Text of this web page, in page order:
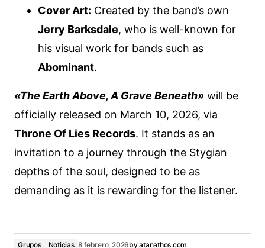
Cover Art: Created by the band’s own
Jerry Barksdale, who is well-known for
his visual work for bands such as
Abominant.
«The Earth Above, A Grave Beneath» will be
officially released on March 10, 2026, via
Throne Of Lies Records. It stands as an
invitation to a journey through the Stygian
depths of the soul, designed to be as
demanding as it is rewarding for the listener.
Grupos Noticias 8 febrero, 2026byatanathos.com